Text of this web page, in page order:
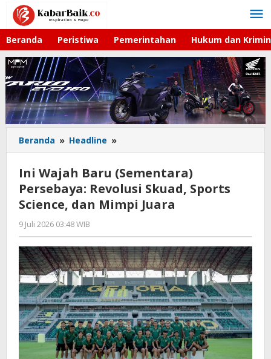
Lewati
konten
Beranda Peristiwa Pemerintahan Hukum dan
Beranda » Headline »
Wajah
(Sementara)
Persebaya:
Revolusi
dan
Mimpi
Juara
Ini Wajah Baru (Sementara)
Persebaya: Revolusi Skuad, Sports
Science, dan Mimpi Juara
9 Juli 2026 03:48 WIB
Hardy